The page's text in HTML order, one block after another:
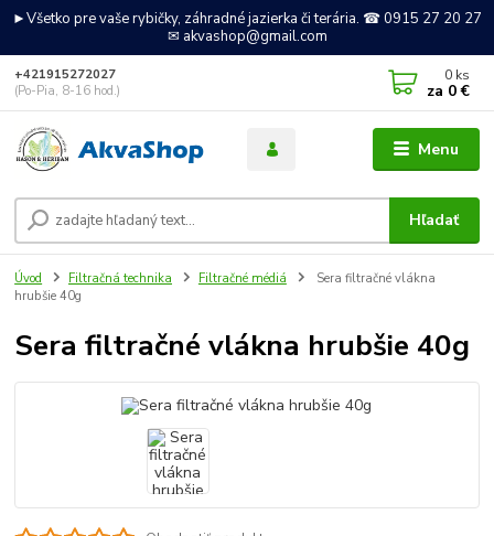
►Všetko pre vaše rybičky, záhradné jazierka či terária. ☎ 0915 27 20 27
✉ akvashop@gmail.com
Menu
Hľadať
+421915272027
(Po-Pia, 8-16 hod.)
0 ks
za 0 €
Úvod Filtračná technika Filtračné médiá
Sera filtračné vlákna
hrubšie 40g
Sera filtračné vlákna hrubšie 40g